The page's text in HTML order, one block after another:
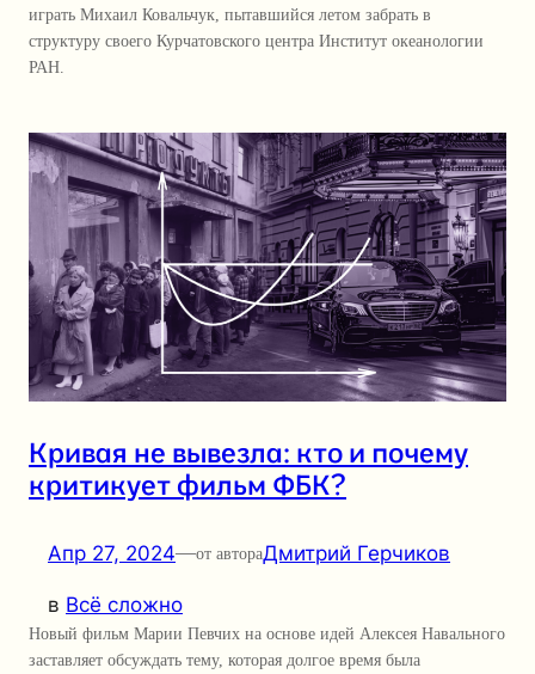
играть Михаил Ковальчук, пытавшийся летом забрать в
структуру своего Курчатовского центра Институт океанологии
РАН.
Кривая не вывезла: кто и почему
критикует фильм ФБК?
Апр 27, 2024—от автораДмитрий Герчиков
в Всё сложно
Новый фильм Марии Певчих на основе идей Алексея Навального
заставляет обсуждать тему, которая долгое время была